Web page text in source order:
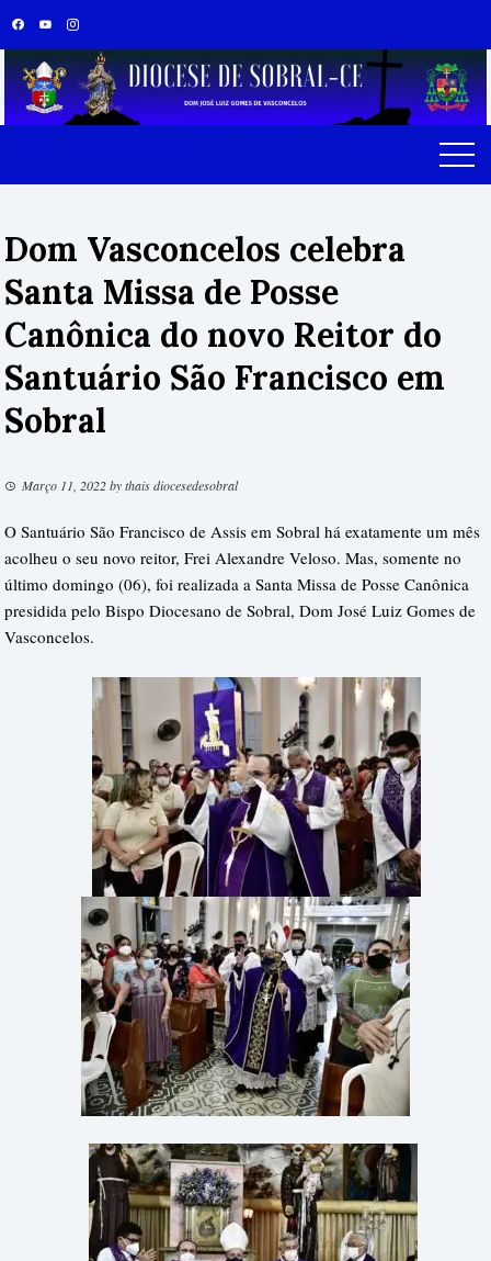
content
Dom Vasconcelos celebra
Santa Missa de Posse
Canônica do novo Reitor do
Santuário São Francisco em
Sobral
Março 11, 2022bythais diocesedesobral
O Santuário São Francisco de Assis em Sobral há exatamente um mês
acolheu o seu novo reitor, Frei Alexandre Veloso. Mas, somente no
último domingo (06), foi realizada a Santa Missa de Posse Canônica
presidida pelo Bispo Diocesano de Sobral, Dom José Luiz Gomes de
Vasconcelos.